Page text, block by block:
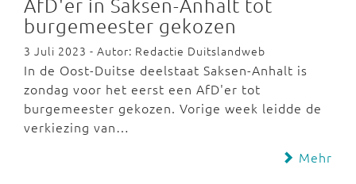
AfD'er in Saksen-Anhalt tot
burgemeester gekozen
3 Juli 2023 - Autor: Redactie Duitslandweb
In de Oost-Duitse deelstaat Saksen-Anhalt is
zondag voor het eerst een AfD'er tot
burgemeester gekozen. Vorige week leidde de
verkiezing van…
Mehr